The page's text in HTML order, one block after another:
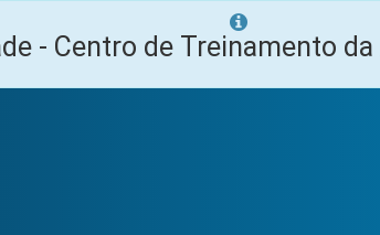
- Centro de Treinamento da